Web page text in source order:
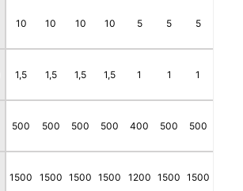
10
1,5
500
1500
10
1,5
500
1500
10
1,5
500
1500
10
1,5
500
1500
5
1
400
1200
5
1
500
1500
5
1
500
1500